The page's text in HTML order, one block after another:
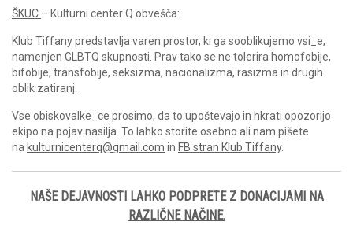
ŠKUC – Kulturni center Q obvešča:
Klub Tiffany predstavlja varen prostor, ki ga sooblikujemo vsi_e,
namenjen GLBTQ skupnosti. Prav tako se ne tolerira homofobije,
bifobije, transfobije, seksizma, nacionalizma, rasizma in drugih
oblik zatiranj.
Vse obiskovalke_ce prosimo, da to upoštevajo in hkrati opozorijo
ekipo na pojav nasilja. To lahko storite osebno ali nam pišete
na kulturnicenterq@gmail.com in FB stran Klub Tiffany.
NAŠE DEJAVNOSTI LAHKO PODPRETE Z DONACIJAMI NA
RAZLIČNE NAČINE.